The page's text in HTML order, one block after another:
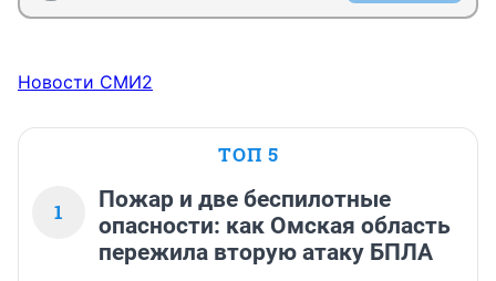
Новости СМИ2
ТОП 5
1
Пожар и две беспилотные
опасности: как Омская область
пережила вторую атаку БПЛА